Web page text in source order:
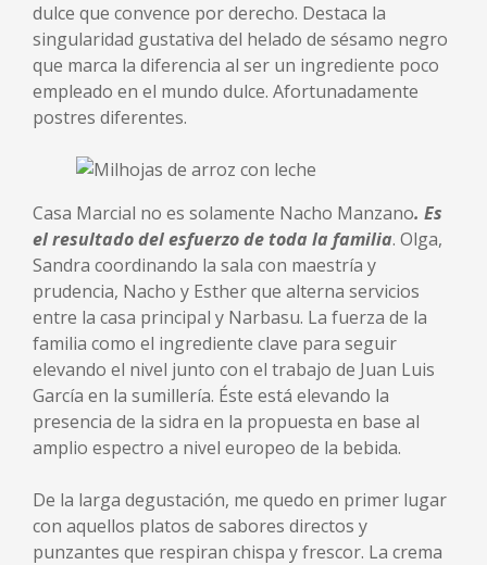
dulce que convence por derecho. Destaca la
singularidad gustativa del helado de sésamo negro
que marca la diferencia al ser un ingrediente poco
empleado en el mundo dulce. Afortunadamente
postres diferentes.
Casa Marcial no es solamente Nacho Manzano. Es
el resultado del esfuerzo de toda la familia. Olga,
Sandra coordinando la sala con maestría y
prudencia, Nacho y Esther que alterna servicios
entre la casa principal y Narbasu. La fuerza de la
familia como el ingrediente clave para seguir
elevando el nivel junto con el trabajo de Juan Luis
García en la sumillería. Éste está elevando la
presencia de la sidra en la propuesta en base al
amplio espectro a nivel europeo de la bebida.
De la larga degustación, me quedo en primer lugar
con aquellos platos de sabores directos y
punzantes que respiran chispa y frescor. La crema